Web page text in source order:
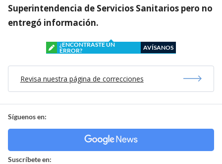
Superintendencia de Servicios Sanitarios pero no
entregó información.
¿ENCONTRASTE UN
ERROR?
AVÍSANOS
Revisa nuestra página de correcciones
Síguenos en:
Suscríbete en: